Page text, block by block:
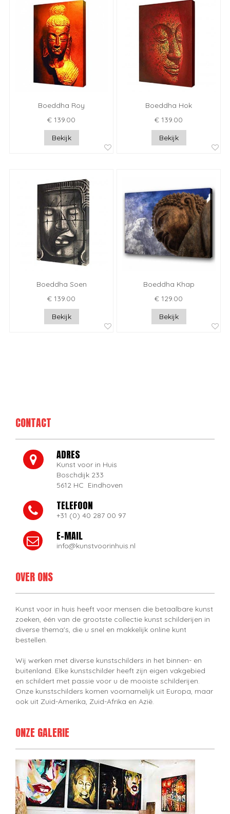
Boeddha Roy
€ 139.00
Bekijk
Boeddha Hok
€ 139.00
Bekijk
Boeddha Soen
€ 139.00
Bekijk
Boeddha Khap
€ 129.00
Bekijk
CONTACT
ADRES
Kunst voor in Huis
Boschdijk 233
5612 HC Eindhoven
TELEFOON
+31 (0) 40 287 00 97
E-MAIL
info@kunstvoorinhuis.nl
OVER ONS
Kunst voor in huis heeft voor mensen die betaalbare kunst
zoeken, één van de grootste collectie kunst schilderijen in
diverse thema's, die u snel en makkelijk online kunt
bestellen.
Wij werken met diverse kunstschilders in het binnen- en
buitenland. Elke kunstschilder heeft zijn eigen vakgebied
en schildert met passie voor u de mooiste schilderijen.
Onze kunstschilders komen voornamelijk uit Europa, maar
ook uit Zuid-Amerika, Zuid-Afrika en Azië.
ONZE GALERIE